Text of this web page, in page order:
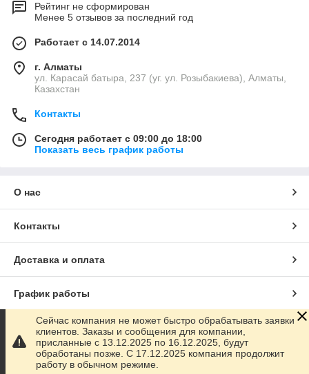
Рейтинг не сформирован
Менее 5 отзывов за последний год
Работает с 14.07.2014
г. Алматы
ул. Карасай батыра, 237 (уг. ул. Розыбакиева), Алматы,
Казахстан
Контакты
Сегодня работает с 09:00 до 18:00
Показать весь график работы
О нас
Контакты
Доставка и оплата
График работы
Полная версия сайта
Сайт создан на маркетплейсе
Сейчас компания не может быстро обрабатывать заявки
клиентов. Заказы и сообщения для компании,
присланные с 13.12.2025 по 16.12.2025, будут
обработаны позже. С 17.12.2025 компания продолжит
работу в обычном режиме.